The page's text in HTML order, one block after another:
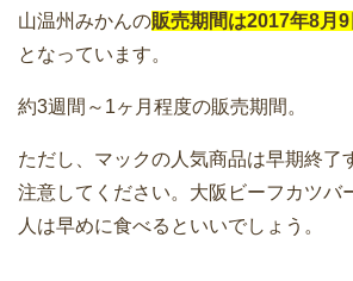
山温州みかんの販売期間は2017年8月
となっています。
約3週間～1ヶ月程度の販売期間。
ただし、マックの人気商品は早期終了
注意してください。大阪ビーフカツバ
人は早めに食べるといいでしょう。